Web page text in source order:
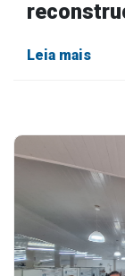
Leia mais